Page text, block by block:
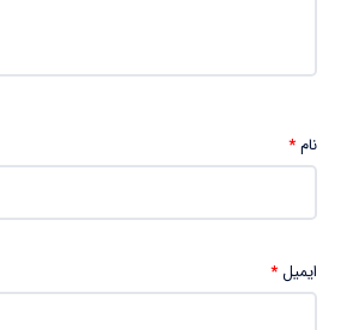
نام*
ایمیل*